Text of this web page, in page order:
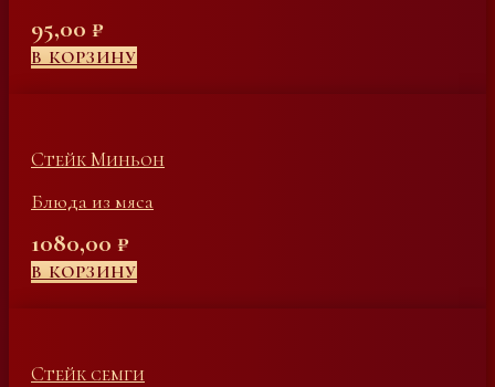
95,00 ₽
В КОРЗИНУ
Стейк Миньон
Блюда из мяса
1080,00 ₽
В КОРЗИНУ
Стейк семги